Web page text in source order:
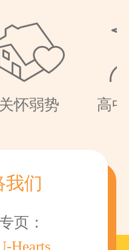
关怀弱势 高
我们
页：
Hearts